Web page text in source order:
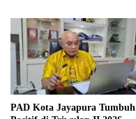
PAD Kota Jayapura Tumbuh